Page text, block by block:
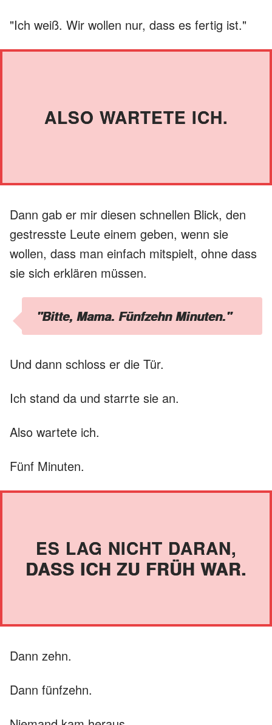
"Ich weiß. Wir wollen nur, dass es fertig ist."
ALSO WARTETE ICH.
Dann gab er mir diesen schnellen Blick, den
gestresste Leute einem geben, wenn sie
wollen, dass man einfach mitspielt, ohne dass
sie sich erklären müssen.
"Bitte, Mama. Fünfzehn Minuten."
Und dann schloss er die Tür.
Ich stand da und starrte sie an.
Also wartete ich.
Fünf Minuten.
ES LAG NICHT DARAN,
DASS ICH ZU FRÜH WAR.
Dann zehn.
Dann fünfzehn.